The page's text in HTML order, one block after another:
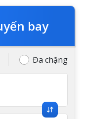
bay
Đa chặng